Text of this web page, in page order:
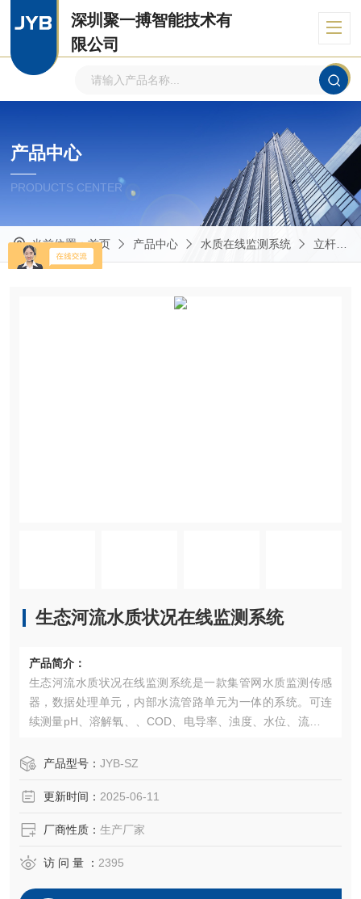
深圳聚一搏智能技术有
限公司
产品中心
PRODUCTS CENTER
当前位置：首页 产品中心 水质在线监测系统 立杆式水质监测系统
生态河流水质状况在线监测系统
产品简介：
生态河流水质状况在线监测系统是一款集管网水质监测传感
器，数据处理单元，内部水流管路单元为一体的系统。可连
续测量pH、溶解氧、、COD、电导率、浊度、水位、流速、
产品型号： JYB-SZ
更新时间： 2025-06-11
厂商性质： 生产厂家
访 问 量 ： 2395